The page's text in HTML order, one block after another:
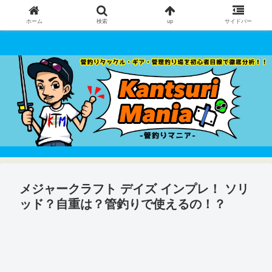
メジャークラフト デイズ インプレ！ ソリ
ッド？自重は？管釣りで使えるの！？
ホーム 検索 up サイドバー